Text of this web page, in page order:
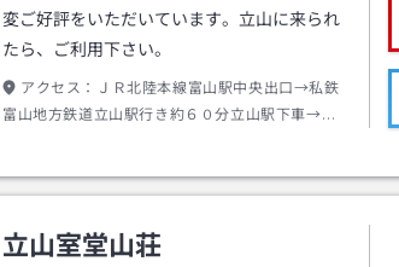
変ご好評をいただいています。立山に来られ
たら、ご利用下さい。
アクセス：
ＪＲ北陸本線富山駅中央出口→私鉄
富山地方鉄道立山駅行き約６０分立山駅下車→ケ
行き約５０分室堂下車→徒歩約１２分
立山室堂山荘